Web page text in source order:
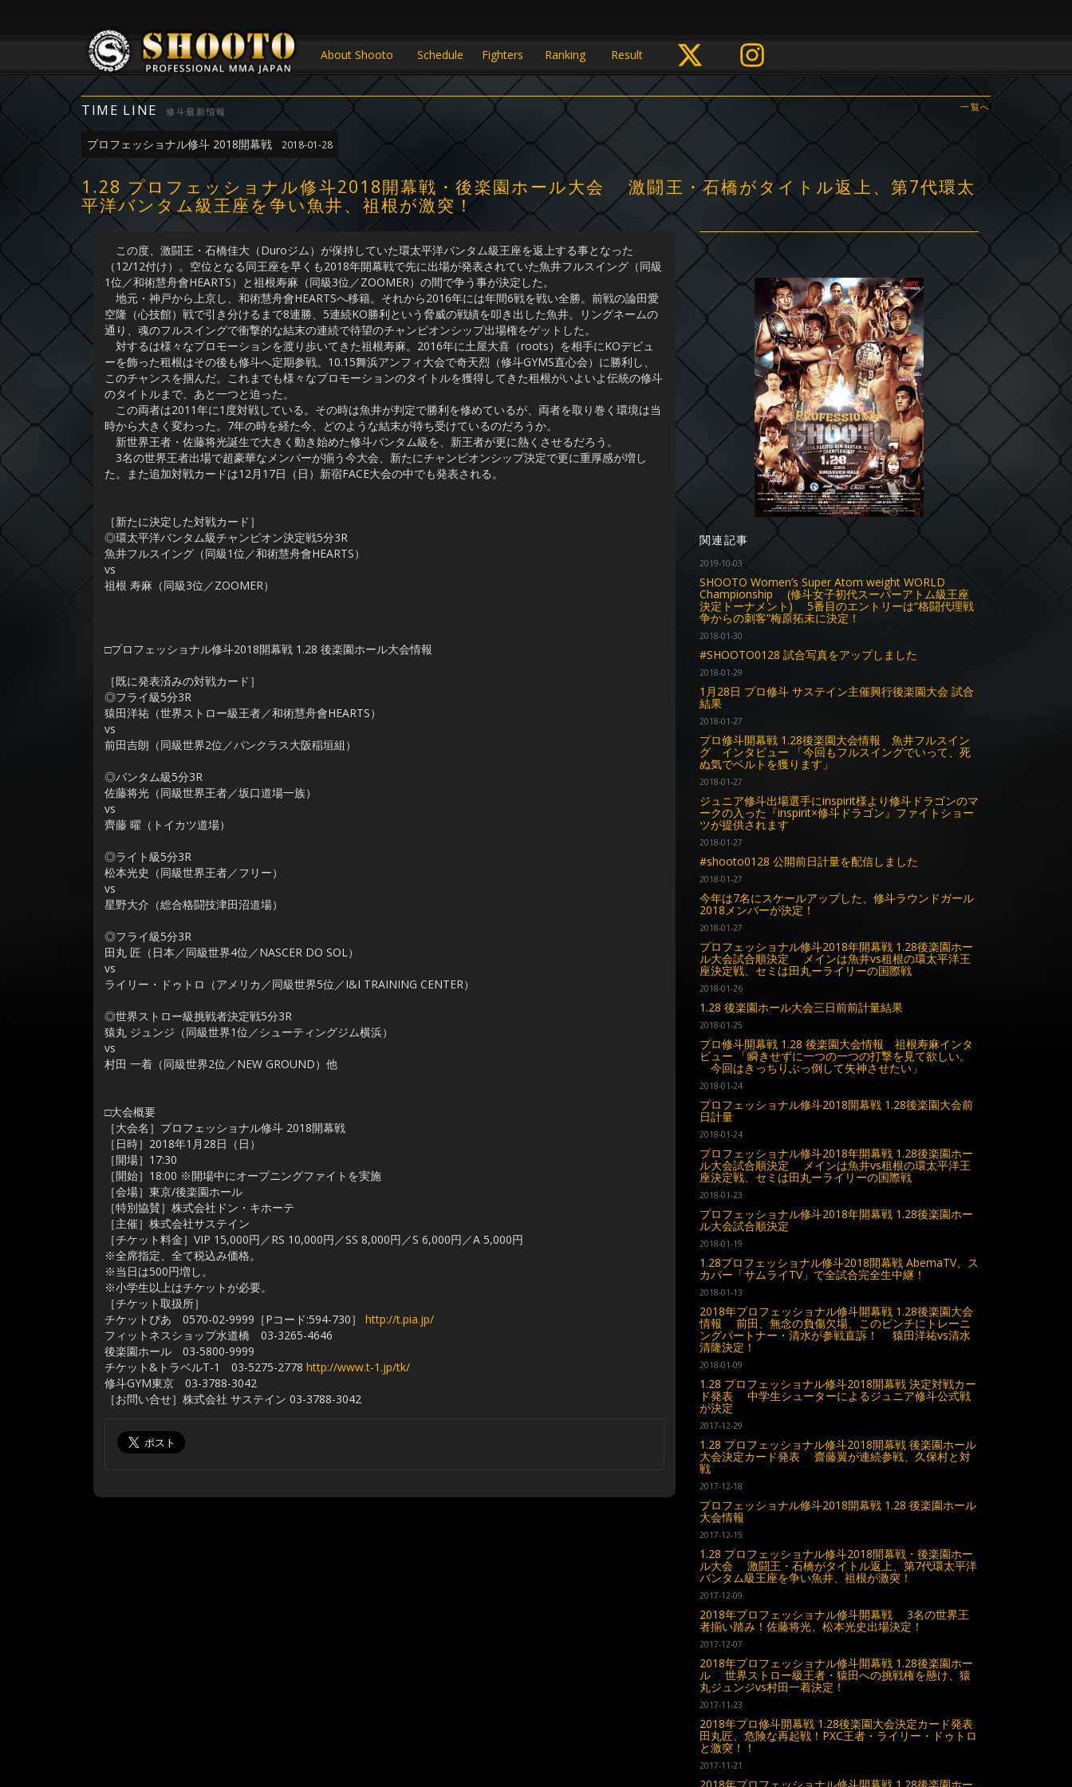
About Shooto Schedule Fighters Ranking Result
TIME LINE 修斗最新情報 一覧へ
プロフェッショナル修斗 2018開幕戦 2018-01-28
1.28 プロフェッショナル修斗2018開幕戦・後楽園ホール大会 激闘王・石橋がタイトル返上、第7代環太
平洋バンタム級王座を争い魚井、祖根が激突！
この度、激闘王・石橋佳大（Duroジム）が保持していた環太平洋バンタム級王座を返上する事となった
（12/12付け）。空位となる同王座を早くも2018年開幕戦で先に出場が発表されていた魚井フルスイング（同級
1位／和術慧舟會HEARTS）と祖根寿麻（同級3位／ZOOMER）の間で争う事が決定した。
地元・神戸から上京し、和術慧舟會HEARTSへ移籍。それから2016年には年間6戦を戦い全勝。前戦の論田愛
空隆（心技館）戦で引き分けるまで8連勝、5連続KO勝利という脅威の戦績を叩き出した魚井。リングネームの
通り、魂のフルスイングで衝撃的な結末の連続で待望のチャンピオンシップ出場権をゲットした。
対するは様々なプロモーションを渡り歩いてきた祖根寿麻。2016年に土屋大喜（roots）を相手にKOデビュ
ーを飾った租根はその後も修斗へ定期参戦。10.15舞浜アンフィ大会で奇天烈（修斗GYMS直心会）に勝利し、
このチャンスを掴んだ。これまでも様々なプロモーションのタイトルを獲得してきた租根がいよいよ伝統の修斗
のタイトルまで、あと一つと迫った。
この両者は2011年に1度対戦している。その時は魚井が判定で勝利を修めているが、両者を取り巻く環境は当
時から大きく変わった。7年の時を経た今、どのような結末が待ち受けているのだろうか。
新世界王者・佐藤将光誕生で大きく動き始めた修斗バンタム級を、新王者が更に熱くさせるだろう。
3名の世界王者出場で超豪華なメンバーが揃う今大会、新たにチャンピオンシップ決定で更に重厚感が増し
た。また追加対戦カードは12月17日（日）新宿FACE大会の中でも発表される。
［新たに決定した対戦カード］
◎環太平洋バンタム級チャンピオン決定戦5分3R
魚井フルスイング（同級1位／和術慧舟會HEARTS）
vs
祖根 寿麻（同級3位／ZOOMER）
□プロフェッショナル修斗2018開幕戦 1.28 後楽園ホール大会情報
［既に発表済みの対戦カード］
◎フライ級5分3R
猿田洋祐（世界ストロー級王者／和術慧舟會HEARTS）
vs
前田吉朗（同級世界2位／パンクラス大阪稲垣組）
◎バンタム級5分3R
佐藤将光（同級世界王者／坂口道場一族）
vs
齊藤 曜（トイカツ道場）
◎ライト級5分3R
松本光史（同級世界王者／フリー）
vs
星野大介（総合格闘技津田沼道場）
◎フライ級5分3R
田丸 匠（日本／同級世界4位／NASCER DO SOL）
vs
ライリー・ドゥトロ（アメリカ／同級世界5位／I&I TRAINING CENTER）
◎世界ストロー級挑戦者決定戦5分3R
猿丸 ジュンジ（同級世界1位／シューティングジム横浜）
vs
村田 一着（同級世界2位／NEW GROUND）他
□大会概要
［大会名］プロフェッショナル修斗 2018開幕戦
［日時］2018年1月28日（日）
［開場］17:30
［開始］18:00 ※開場中にオープニングファイトを実施
［会場］東京/後楽園ホール
［特別協賛］株式会社ドン・キホーテ
［主催］株式会社サステイン
［チケット料金］VIP 15,000円／RS 10,000円／SS 8,000円／S 6,000円／A 5,000円
※全席指定、全て税込み価格。
※当日は500円増し。
※小学生以上はチケットが必要。
［チケット取扱所］
チケットぴあ 0570-02-9999［Pコード:594-730］ http://t.pia.jp/
フィットネスショップ水道橋 03-3265-4646
後楽園ホール 03-5800-9999
チケット&トラベルT-1 03-5275-2778 http://www.t-1.jp/tk/
修斗GYM東京 03-3788-3042
［お問い合せ］株式会社 サステイン 03-3788-3042
関連記事
2019-10-03
SHOOTO Women’s Super Atom weight WORLD
Championship (修斗女子初代スーパーアトム級王座
決定トーナメント) 5番目のエントリーは“格闘代理戦
争からの刺客”梅原拓未に決定！
2018-01-30
#SHOOTO0128 試合写真をアップしました
2018-01-29
1月28日 プロ修斗 サステイン主催興行後楽園大会 試合
結果
2018-01-27
プロ修斗開幕戦 1.28後楽園大会情報 魚井フルスイン
グ インタビュー 「今回もフルスイングでいって、死
ぬ気でベルトを獲ります」
2018-01-27
ジュニア修斗出場選手にinspirit様より修斗ドラゴンのマ
ークの入った『inspirit×修斗ドラゴン』ファイトショー
ツが提供されます
2018-01-27
#shooto0128 公開前日計量を配信しました
2018-01-27
今年は7名にスケールアップした、修斗ラウンドガール
2018メンバーが決定！
2018-01-27
プロフェッショナル修斗2018年開幕戦 1.28後楽園ホー
ル大会試合順決定 メインは魚井vs租根の環太平洋王
座決定戦、セミは田丸ーライリーの国際戦
2018-01-26
1.28 後楽園ホール大会三日前前計量結果
2018-01-25
プロ修斗開幕戦 1.28 後楽園大会情報 祖根寿麻インタ
ビュー 「瞬きせずに一つの一つの打撃を見て欲しい。
今回はきっちりぶっ倒して失神させたい」
2018-01-24
プロフェッショナル修斗2018開幕戦 1.28後楽園大会前
日計量
2018-01-24
プロフェッショナル修斗2018年開幕戦 1.28後楽園ホー
ル大会試合順決定 メインは魚井vs租根の環太平洋王
座決定戦、セミは田丸ーライリーの国際戦
2018-01-23
プロフェッショナル修斗2018年開幕戦 1.28後楽園ホー
ル大会試合順決定
2018-01-19
1.28プロフェッショナル修斗2018開幕戦 AbemaTV、ス
カパー「サムライTV」で全試合完全生中継！
2018-01-13
2018年プロフェッショナル修斗開幕戦 1.28後楽園大会
情報 前田、無念の負傷欠場、このピンチにトレーニ
ングパートナー・清水が参戦直訴！ 猿田洋祐vs清水
清隆決定！
2018-01-09
1.28 プロフェッショナル修斗2018開幕戦 決定対戦カー
ド発表 中学生シューターによるジュニア修斗公式戦
が決定
2017-12-29
1.28 プロフェッショナル修斗2018開幕戦 後楽園ホール
大会決定カード発表 齋藤翼が連続参戦、久保村と対
戦
2017-12-18
プロフェッショナル修斗2018開幕戦 1.28 後楽園ホール
大会情報
2017-12-15
1.28 プロフェッショナル修斗2018開幕戦・後楽園ホー
ル大会 激闘王・石橋がタイトル返上、第7代環太平洋
バンタム級王座を争い魚井、祖根が激突！
2017-12-09
2018年プロフェッショナル修斗開幕戦 3名の世界王
者揃い踏み！佐藤将光、松本光史出場決定！
2017-12-07
2018年プロフェッショナル修斗開幕戦 1.28後楽園ホー
ル 世界ストロー級王者・猿田への挑戦権を懸け、猿
丸ジュンジvs村田一着決定！
2017-11-23
2018年プロ修斗開幕戦 1.28後楽園大会決定カード発表
田丸匠、危険な再起戦！PXC王者・ライリー・ドゥトロ
と激突！！
2017-11-21